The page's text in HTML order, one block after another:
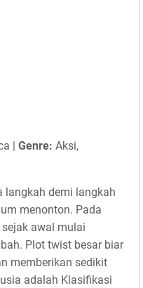
| Genre: Aksi,
langkah demi langkah
menonton. Pada
awal mulai
Plot twist besar biar
memberikan sedikit
adalah Klasifikasi